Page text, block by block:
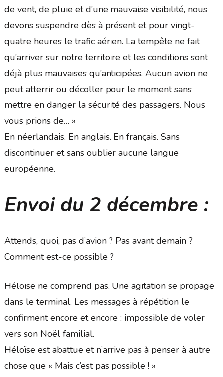
de vent, de pluie et d’une mauvaise visibilité, nous
devons suspendre dès à présent et pour vingt-
quatre heures le trafic aérien. La tempête ne fait
qu’arriver sur notre territoire et les conditions sont
déjà plus mauvaises qu’anticipées. Aucun avion ne
peut atterrir ou décoller pour le moment sans
mettre en danger la sécurité des passagers. Nous
vous prions de… »
En néerlandais. En anglais. En français. Sans
discontinuer et sans oublier aucune langue
européenne.
Envoi du 2 décembre :
Attends, quoi, pas d’avion ? Pas avant demain ?
Comment est-ce possible ?
Héloïse ne comprend pas. Une agitation se propage
dans le terminal. Les messages à répétition le
confirment encore et encore : impossible de voler
vers son Noël familial.
Héloïse est abattue et n’arrive pas à penser à autre
chose que « Mais c’est pas possible ! »